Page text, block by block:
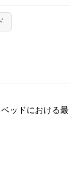
ッドにおける最